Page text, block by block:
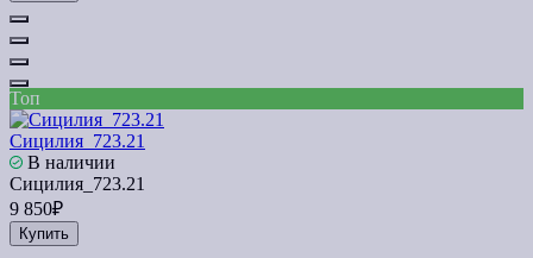
Топ
Сицилия_723.21
В наличии
Сицилия_723.21
9 850₽
Купить